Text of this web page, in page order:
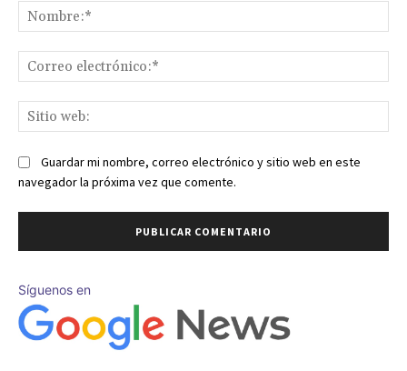
Guardar mi nombre, correo electrónico y sitio web en este
navegador la próxima vez que comente.
Síguenos en